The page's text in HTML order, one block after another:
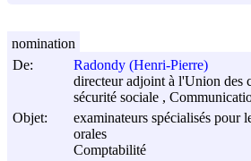
De:
Radondy (Henri-Pierre)
directeur adjoint à l'Union des
sécurité sociale ,
Objet:
examinateurs spécialisés pour
orales
Comptabilité
nomination